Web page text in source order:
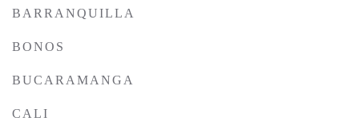
BARRANQUILLA
BONOS
BUCARAMANGA
CALI